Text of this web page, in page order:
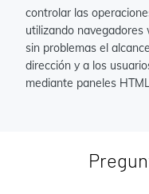
controlar las
utilizando navegadores
sin problemas el
dirección y a los
mediante paneles